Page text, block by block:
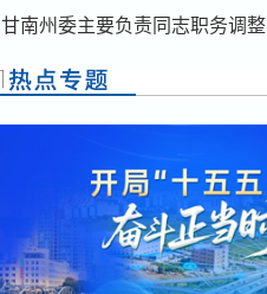
甘南州委主要负责同志职务调整